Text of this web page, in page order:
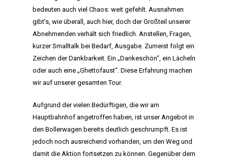
bedeuten auch viel Chaos: weit gefehlt. Ausnahmen
gibt’s, wie überall, auch hier, doch der Großteil unserer
Abnehmenden verhält sich friedlich. Anstellen, Fragen,
kurzer Smalltalk bei Bedarf, Ausgabe. Zumeist folgt ein
Zeichen der Dankbarkeit. Ein „Dankeschön“, ein Lächeln
oder auch eine „Ghettofaust“. Diese Erfahrung machen
wir auf unserer gesamten Tour.
Aufgrund der vielen Bedürftigen, die wir am
Hauptbahnhof angetroffen haben, ist unser Angebot in
den Bollerwagen bereits deutlich geschrumpft. Es ist
jedoch noch ausreichend vorhanden, um den Weg und
damit die Aktion fortsetzen zu können. Gegenüber dem